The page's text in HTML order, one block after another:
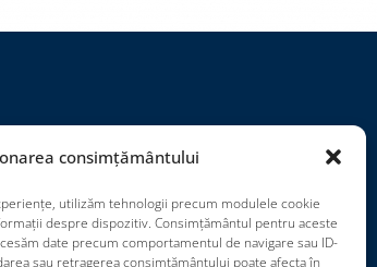
consimțământului
utilizăm tehnologii precum modulele cookie
despre dispozitiv. Consimțământul pentru aceste
date precum comportamentul de navigare sau ID-
sau retragerea consimțământului poate afecta în